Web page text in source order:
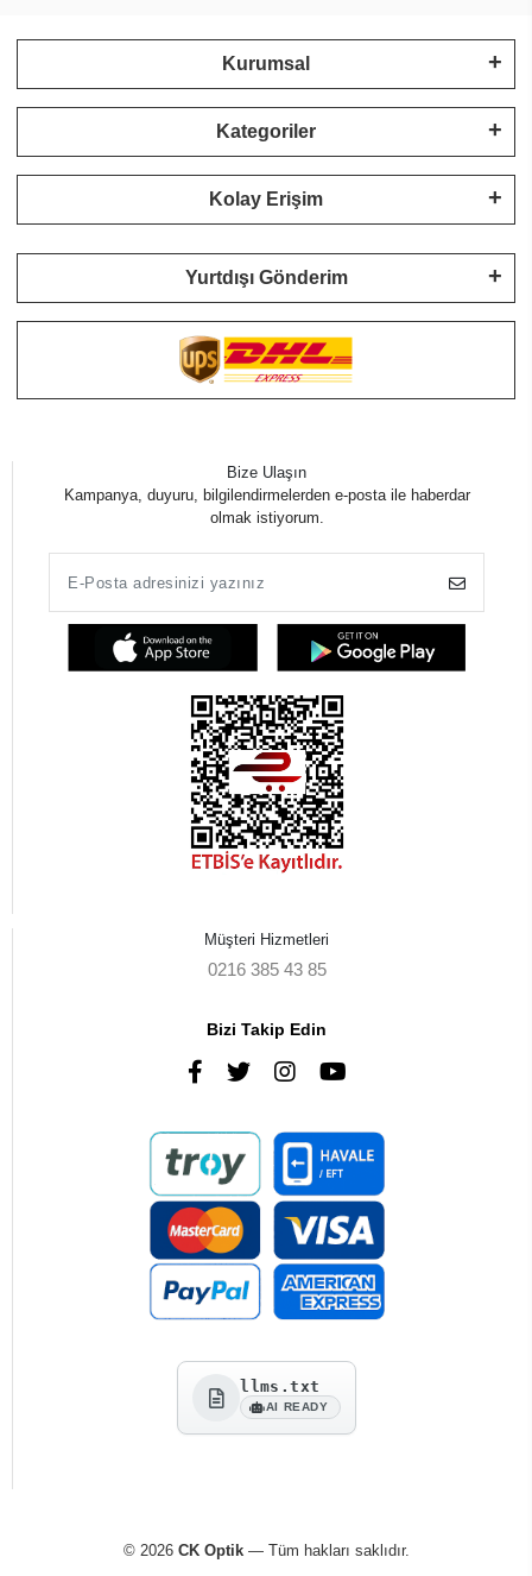
Kurumsal
Kategoriler
Kolay Erişim
Yurtdışı Gönderim
Bize Ulaşın
Kampanya, duyuru, bilgilendirmelerden e-posta ile haberdar
olmak istiyorum.
Müşteri Hizmetleri
0216 385 43 85
Bizi Takip Edin
llms.txt
AI READY
© 2026 CK Optik— Tüm hakları saklıdır.